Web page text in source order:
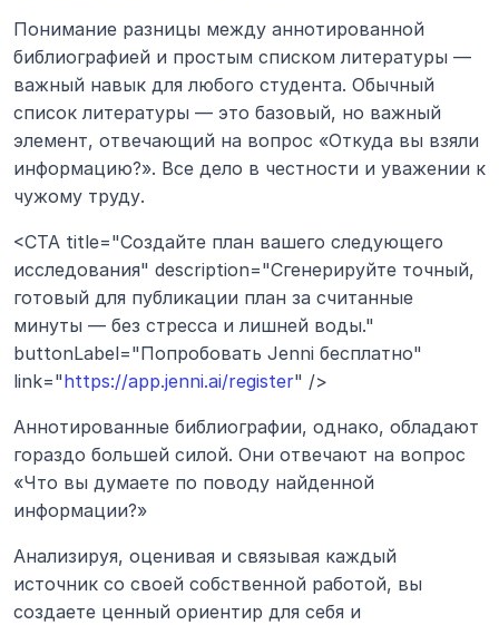
Понимание разницы между аннотированной
библиографией и простым списком литературы —
важный навык для любого студента. Обычный
список литературы — это базовый, но важный
элемент, отвечающий на вопрос «Откуда вы взяли
информацию?». Все дело в честности и уважении к
чужому труду.
<CTA title="Создайте план вашего следующего
исследования" description="Сгенерируйте точный,
готовый для публикации план за считанные
минуты — без стресса и лишней воды."
buttonLabel="Попробовать Jenni бесплатно"
link="https://app.jenni.ai/register" />
Аннотированные библиографии, однако, обладают
гораздо большей силой. Они отвечают на вопрос
«Что вы думаете по поводу найденной
информации?»
Анализируя, оценивая и связывая каждый
источник со своей собственной работой, вы
создаете ценный ориентир для себя и